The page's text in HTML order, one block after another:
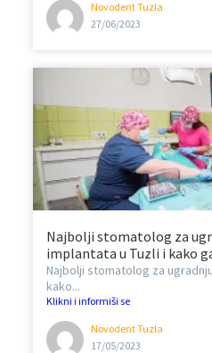
Novodent Tuzla
27/06/2023
Najbolji stomatolog za
implantata u Tuzli i kako
Najbolji stomatolog za
kako...
Klikni i informiši se
Novodent Tuzla
17/05/2023